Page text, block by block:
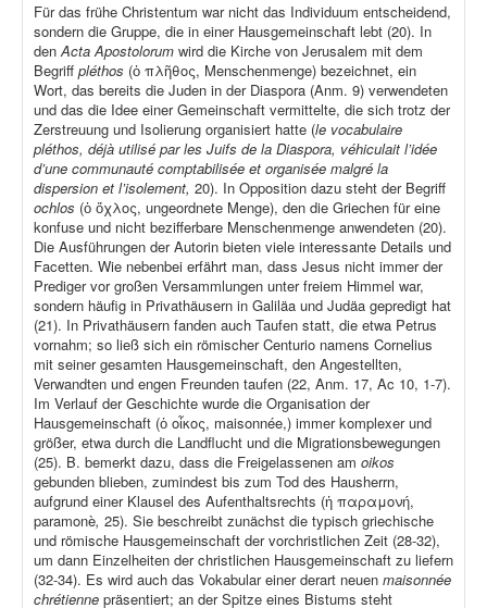
Für das frühe Christentum war nicht das Individuum entscheidend,
sondern die Gruppe, die in einer Hausgemeinschaft lebt (20). In
denActa Apostolorum wird die Kirche von Jerusalem mit dem
Begriff pléthos (ὁ πλῆθος, Menschenmenge) bezeichnet, ein
Wort, das bereits die Juden in der Diaspora (Anm. 9) verwendeten
und das die Idee einer Gemeinschaft vermittelte, die sich trotz der
Zerstreuung und Isolierung organisiert hatte (le vocabulaire
pléthos, déjà utilisé par les Juifs de la Diaspora, véhiculait l’idée
d’une communauté comptabilisée et organisée malgré la
dispersion et l’isolement, 20). In Opposition dazu steht der Begriff
ochlos (ὁ ὄχλος, ungeordnete Menge), den die Griechen für eine
konfuse und nicht bezifferbare Menschenmenge anwendeten (20).
Die Ausführungen der Autorin bieten viele interessante Details und
Facetten. Wie nebenbei erfährt man, dass Jesus nicht immer der
Prediger vor großen Versammlungen unter freiem Himmel war,
sondern häufig in Privathäusern in Galiläa und Judäa gepredigt hat
(21). In Privathäusern fanden auch Taufen statt, die etwa Petrus
vornahm; so ließ sich ein römischer Centurio namens Cornelius
mit seiner gesamten Hausgemeinschaft, den Angestellten,
Verwandten und engen Freunden taufen (22, Anm. 17, Ac 10, 1-7).
Im Verlauf der Geschichte wurde die Organisation der
Hausgemeinschaft (ὁ οἶκος, maisonnée,) immer komplexer und
größer, etwa durch die Landflucht und die Migrationsbewegungen
(25). B. bemerkt dazu, dass die Freigelassenen am oikos
gebunden blieben, zumindest bis zum Tod des Hausherrn,
aufgrund einer Klausel des Aufenthaltsrechts (ἡ παραμονή,
paramonè, 25). Sie beschreibt zunächst die typisch griechische
und römische Hausgemeinschaft der vorchristlichen Zeit (28-32),
um dann Einzelheiten der christlichen Hausgemeinschaft zu liefern
(32-34). Es wird auch das Vokabular einer derart neuen maisonnée
chrétienne präsentiert; an der Spitze eines Bistums steht